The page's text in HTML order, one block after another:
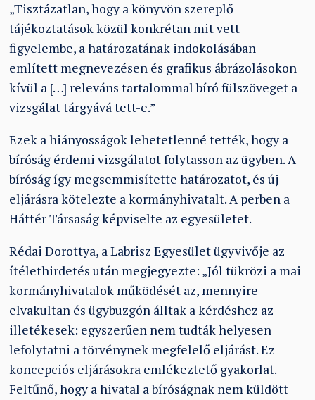
„Tisztázatlan, hogy a könyvön szereplő
tájékoztatások közül konkrétan mit vett
figyelembe, a határozatának indokolásában
említett megnevezésen és grafikus ábrázolásokon
kívül a […] releváns tartalommal bíró fülszöveget a
vizsgálat tárgyává tett-e.”
Ezek a hiányosságok lehetetlenné tették, hogy a
bíróság érdemi vizsgálatot folytasson az ügyben. A
bíróság így megsemmisítette határozatot, és új
eljárásra kötelezte a kormányhivatalt. A perben a
Háttér Társaság képviselte az egyesületet.
Rédai Dorottya, a Labrisz Egyesület ügyvivője az
ítélethirdetés után megjegyezte: „Jól tükrözi a mai
kormányhivatalok működését az, mennyire
elvakultan és ügybuzgón álltak a kérdéshez az
illetékesek: egyszerűen nem tudták helyesen
lefolytatni a törvénynek megfelelő eljárást. Ez
koncepciós eljárásokra emlékeztető gyakorlat.
Feltűnő, hogy a hivatal a bíróságnak nem küldött